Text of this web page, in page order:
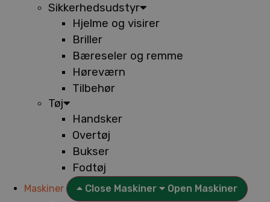
Sikkerhedsudstyr
Hjelme og visirer
Briller
Bæreseler og remme
Høreværn
Tilbehør
Tøj
Handsker
Overtøj
Bukser
Fodtøj
Maskiner Close Maskiner Open Maskiner